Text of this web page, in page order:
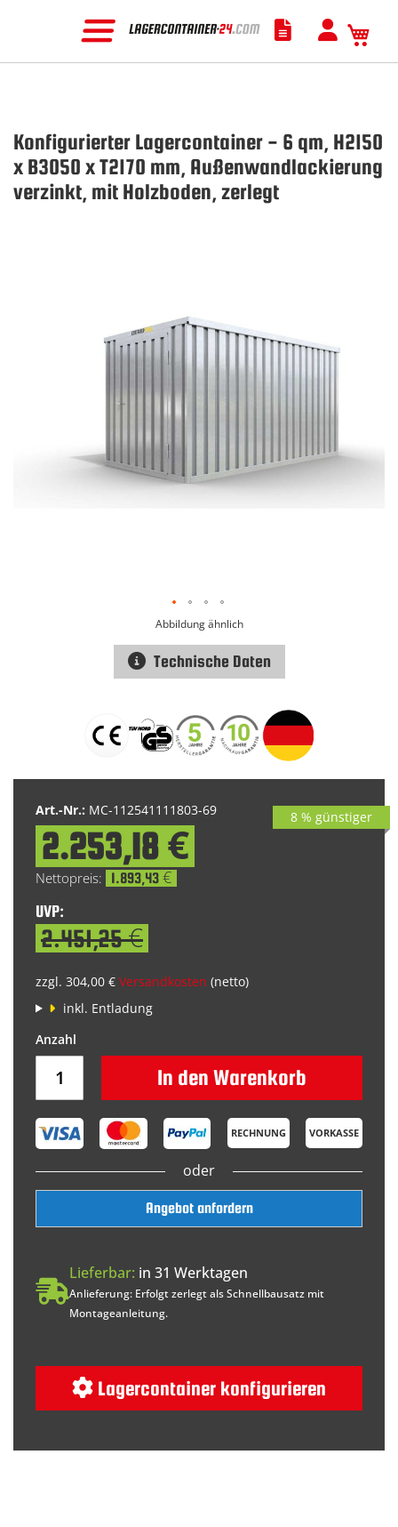
Konfigurierter Lagercontainer - 6 qm, H2150
x B3050 x T2170 mm, Außenwandlackierung
verzinkt, mit Holzboden, zerlegt
Art.-Nr.: MC-112541111803-69
Special
Price
2.253,18 €
1.893,43 €
UVP:
2.451,25 €
zzgl. 304,00 € Versandkosten (netto)
inkl. Entladung
In den Warenkorb
RECHNUNG VORKASSE
oder
Angebot anfordern
Lieferbar: in 31 Werktagen
Anlieferung: Erfolgt zerlegt als Schnellbausatz mit
Montageanleitung.
Lagercontainer konfigurieren
8 % günstiger
Abbildung ähnlich
Technische Daten